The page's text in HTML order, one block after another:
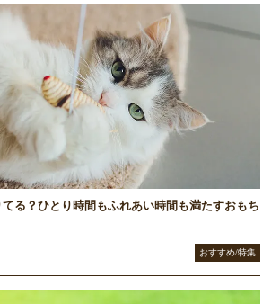
る？ひとり時間もふれあい時間も満たすおもち
おすすめ/特集